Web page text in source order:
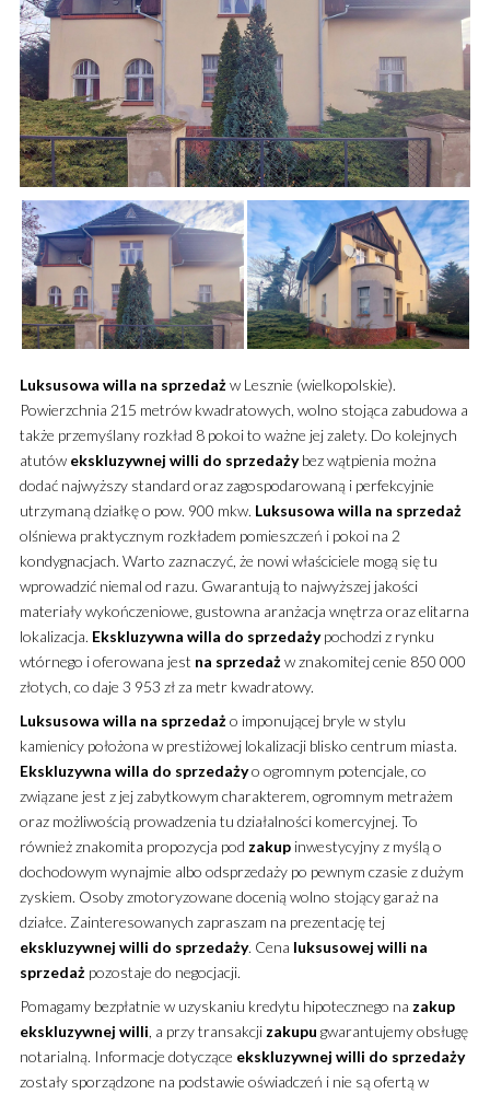
Luksusowa willa na sprzedażw Lesznie (wielkopolskie).
Powierzchnia 215 metrów kwadratowych, wolno stojąca zabudowa a
także przemyślany rozkład 8 pokoi to ważne jej zalety. Do kolejnych
atutów ekskluzywnej willi do sprzedażybez wątpienia można
dodać najwyższy standard oraz zagospodarowaną i perfekcyjnie
utrzymaną działkę o pow. 900 mkw. Luksusowa willa na sprzedaż
olśniewa praktycznym rozkładem pomieszczeń i pokoi na 2
kondygnacjach. Warto zaznaczyć, że nowi właściciele mogą się tu
wprowadzić niemal od razu. Gwarantują to najwyższej jakości
materiały wykończeniowe, gustowna aranżacja wnętrza oraz elitarna
lokalizacja. Ekskluzywna willa do sprzedażypochodzi z rynku
wtórnego i oferowana jest na sprzedażw znakomitej cenie 850 000
złotych, co daje 3 953 zł za metr kwadratowy.
Luksusowa willa na sprzedażo imponującej bryle w stylu
kamienicy położona w prestiżowej lokalizacji blisko centrum miasta.
Ekskluzywna willa do sprzedażyo ogromnym potencjale, co
związane jest z jej zabytkowym charakterem, ogromnym metrażem
oraz możliwością prowadzenia tu działalności komercyjnej. To
również znakomita propozycja pod zakupinwestycyjny z myślą o
dochodowym wynajmie albo odsprzedaży po pewnym czasie z dużym
zyskiem. Osoby zmotoryzowane docenią wolno stojący garaż na
działce. Zainteresowanych zapraszam na prezentację tej
ekskluzywnej willi do sprzedaży. Cena luksusowej willi na
sprzedażpozostaje do negocjacji.
Pomagamy bezpłatnie w uzyskaniu kredytu hipotecznego na zakup
ekskluzywnej willi, a przy transakcji zakupu gwarantujemy obsługę
notarialną. Informacje dotyczące ekskluzywnej willi do sprzedaży
zostały sporządzone na podstawie oświadczeń i nie są ofertą w